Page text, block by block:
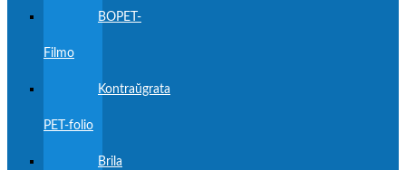
BOPET-
Filmo
Kontraŭgrata
PET-folio
Brila